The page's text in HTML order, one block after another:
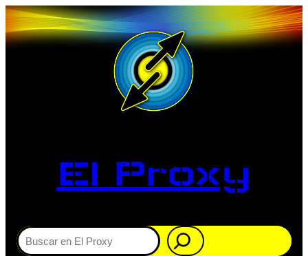
El Proxy
Buscar